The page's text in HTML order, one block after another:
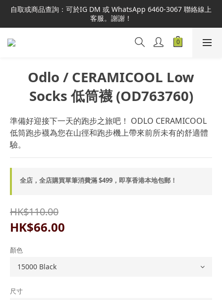
本網站為港澳地區指定總代理官方直營，全店商品均為正品正貨，
並享售後服務，敬請安心選購。
自取或商品查詢：可於IG DM 或 WhatsApp 6460-3067 聯絡線上
客服。謝謝！
本網站為港澳地區指定總代理官方直營，全店商品均為正品正貨，
並享售後服務，敬請安心選購。
Odlo / CERAMICOOL Low
Socks 低筒襪 (OD763760)
準備好迎接下一天的跑步之旅吧！ ODLO CERAMICOOL
低筒跑步襪為您在山徑和跑步機上帶來前所未有的舒適體
驗。
全店，全店購買單筆消費滿 $499，即享香港本地包郵！
HK$110.00
HK$66.00
顏色
尺寸